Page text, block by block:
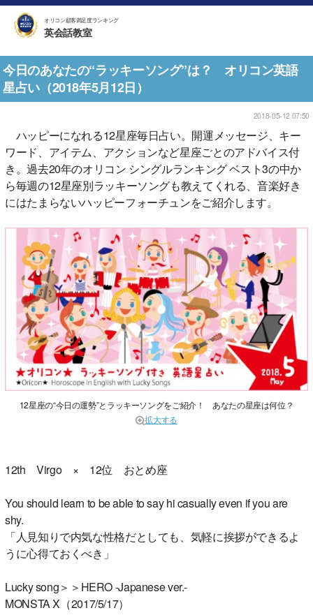
オリコン顧客満足度ランキング
英会話教室
今日のあなたの“ラッキーソング”は？ オリコン英語
星占い（2018年5月12日）
2018-05-12 07:50
ハッピーになれる12星座毎日占い。開運メッセージ、キー
ワード、アイテム、アクションなど星座ごとのアドバイス付
き。過去20年のオリコン シングルランキング ベスト3の中か
ら毎週の12星座別ラッキーソングも教えてくれる、音楽好き
にはたまらないハッピーフォーチュンをご紹介します。
12星座の“今日の運勢”とラッキーソングをご紹介！ あなたの星座は何位？
拡大する
12th Virgo × 12位 おとめ座
You should learn to be able to say hi casually even if you are
shy.
「人見知りで内気な性格だとしても、気軽に挨拶ができるよ
うに心得ておくべき」
Lucky song＞＞HERO -Japanese ver.-
MONSTA X（2017/5/17）